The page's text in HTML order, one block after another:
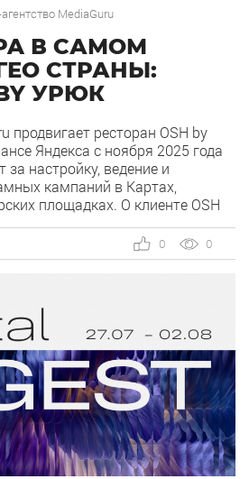
MediaGuru
В САМОМ
СТРАНЫ:
УРЮК
продвигает ресторан OSH by
Яндекса с ноября 2025 года
настройку, ведение и
кампаний в Картах,
площадках. О клиенте OSH
концепцию дубайского
Концепт строится […]
0
0